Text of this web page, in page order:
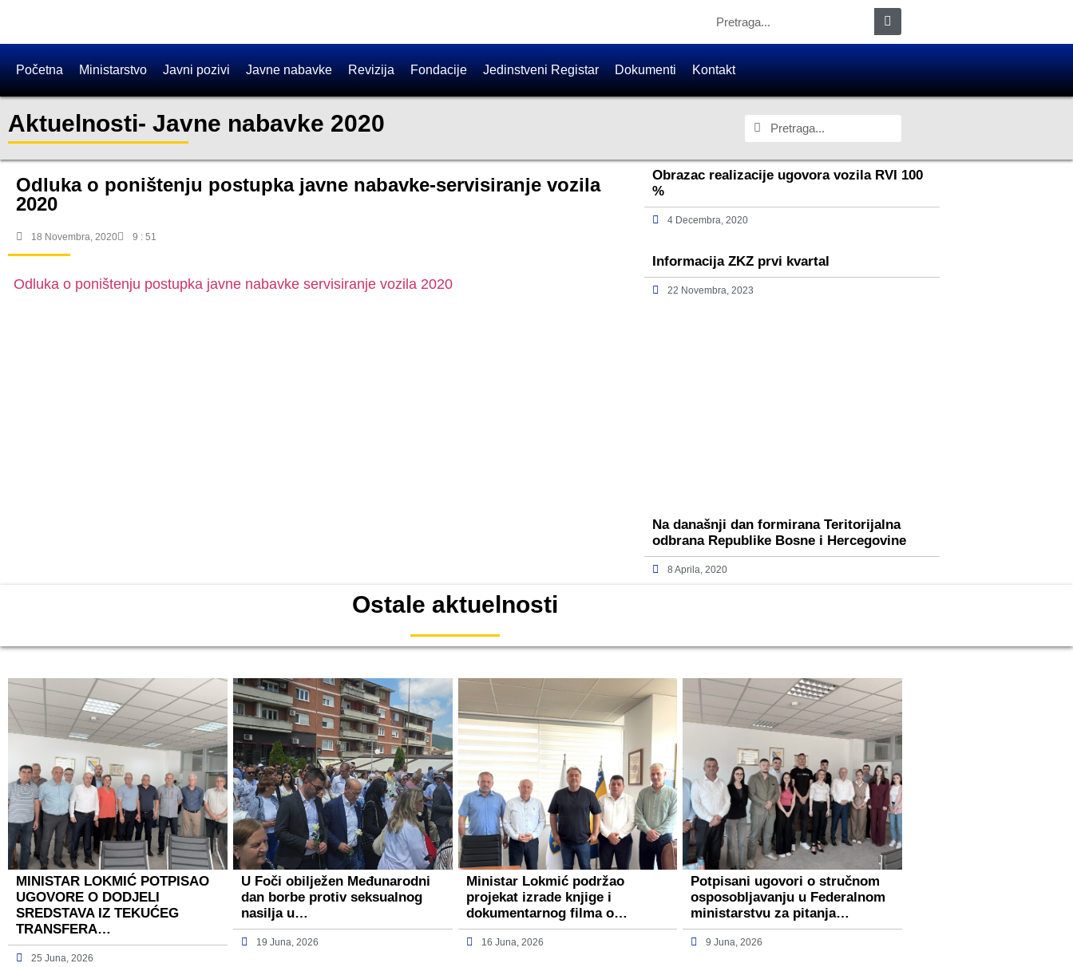
Početna Ministarstvo Javni pozivi Javne nabavke Revizija Fondacije Jedinstveni Registar Dokumenti Kontakt
Aktuelnosti- Javne nabavke 2020
Odluka o poništenju postupka javne nabavke-servisiranje vozila
2020
18 Novembra, 2020 9 : 51
Odluka o poništenju postupka javne nabavke servisiranje vozila 2020
Obrazac realizacije ugovora vozila RVI 100
%
4 Decembra, 2020
Informacija ZKZ prvi kvartal
22 Novembra, 2023
Na današnji dan formirana Teritorijalna
odbrana Republike Bosne i Hercegovine
8 Aprila, 2020
Ostale aktuelnosti
MINISTAR LOKMIĆ POTPISAO
UGOVORE O DODJELI
SREDSTAVA IZ TEKUĆEG
TRANSFERA…
25 Juna, 2026
U Foči obilježen Međunarodni
dan borbe protiv seksualnog
nasilja u…
19 Juna, 2026
Ministar Lokmić podržao
projekat izrade knjige i
dokumentarnog filma o…
16 Juna, 2026
Potpisani ugovori o stručnom
osposobljavanju u Federalnom
ministarstvu za pitanja…
9 Juna, 2026